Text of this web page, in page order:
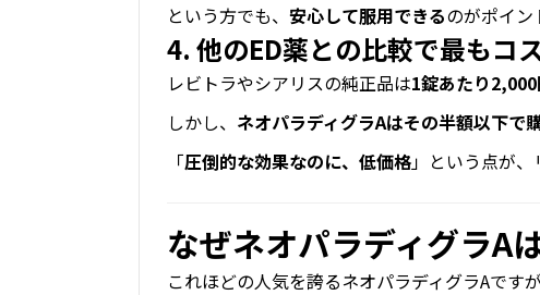
という方でも、 安心して服用できるのがポイン
4. 他のED薬との比較で最もコ
レビトラやシアリスの純正品は1錠あたり
しかし、 ネオパラディグラAはその半額以下で
「圧倒的な効果なのに、低価格」という点が
なぜネオパラディグラA
これほどの人気を誇るネオパラディグラAですが